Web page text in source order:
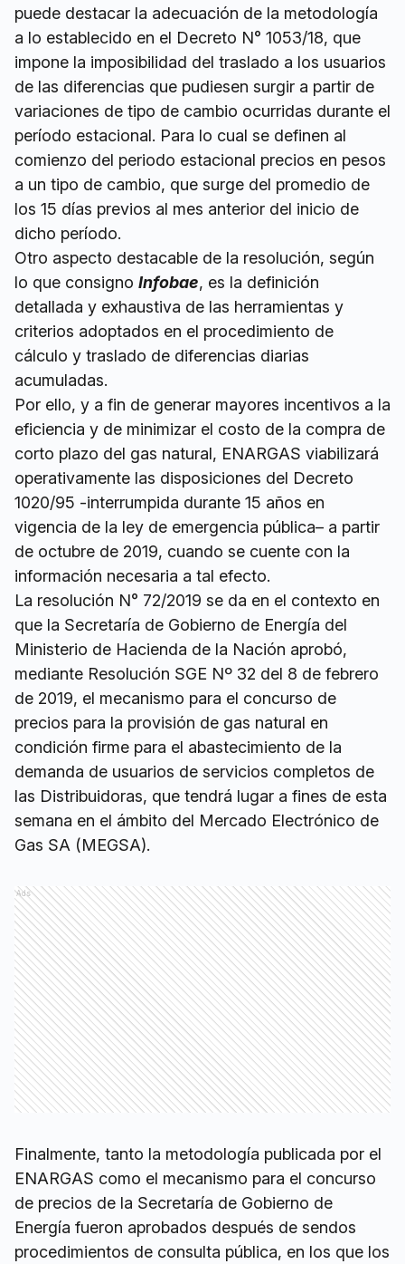
puede destacar la adecuación de la metodología
a lo establecido en el Decreto N° 1053/18, que
impone la imposibilidad del traslado a los usuarios
de las diferencias que pudiesen surgir a partir de
variaciones de tipo de cambio ocurridas durante el
período estacional. Para lo cual se definen al
comienzo del periodo estacional precios en pesos
a un tipo de cambio, que surge del promedio de
los 15 días previos al mes anterior del inicio de
dicho período.
Otro aspecto destacable de la resolución, según
lo que consigno Infobae, es la definición
detallada y exhaustiva de las herramientas y
criterios adoptados en el procedimiento de
cálculo y traslado de diferencias diarias
acumuladas.
Por ello, y a fin de generar mayores incentivos a la
eficiencia y de minimizar el costo de la compra de
corto plazo del gas natural, ENARGAS viabilizará
operativamente las disposiciones del Decreto
1020/95 -interrumpida durante 15 años en
vigencia de la ley de emergencia pública– a partir
de octubre de 2019, cuando se cuente con la
información necesaria a tal efecto.
La resolución N° 72/2019 se da en el contexto en
que la Secretaría de Gobierno de Energía del
Ministerio de Hacienda de la Nación aprobó,
mediante Resolución SGE Nº 32 del 8 de febrero
de 2019, el mecanismo para el concurso de
precios para la provisión de gas natural en
condición firme para el abastecimiento de la
demanda de usuarios de servicios completos de
las Distribuidoras, que tendrá lugar a fines de esta
semana en el ámbito del Mercado Electrónico de
Gas SA (MEGSA).
Ads
Finalmente, tanto la metodología publicada por el
ENARGAS como el mecanismo para el concurso
de precios de la Secretaría de Gobierno de
Energía fueron aprobados después de sendos
procedimientos de consulta pública, en los que los